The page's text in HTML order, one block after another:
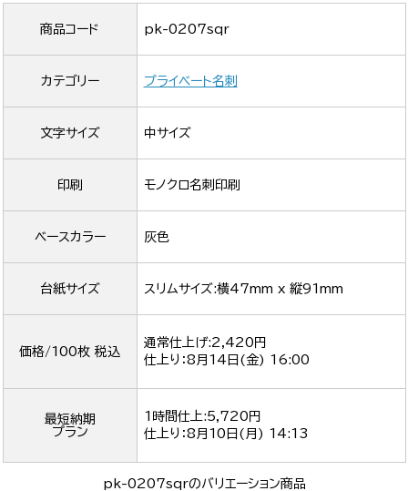
商品コード pk-0207sqr
カテゴリー プライベート名刺
文字サイズ 中サイズ
印刷 モノクロ名刺印刷
ベースカラー 灰色
台紙サイズ スリムサイズ:横47mm x 縦91mm
価格/100枚 税込
通常仕上げ:2,420円
仕上り：8月14日(金) 16:00
最短納期
プラン
1時間仕上:5,720円
仕上り：8月10日(月) 14:13
pk-0207sqrのバリエーション商品